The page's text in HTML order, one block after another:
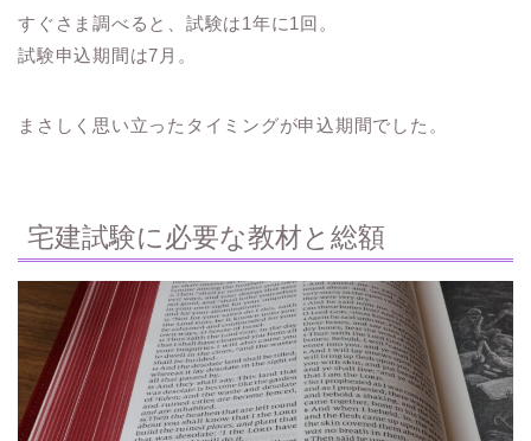
すぐさま調べると、試験は1年に1回。
試験申込期間は7月。
まさしく思い立ったタイミングが申込期間でした。
宅建試験に必要な教材と総額